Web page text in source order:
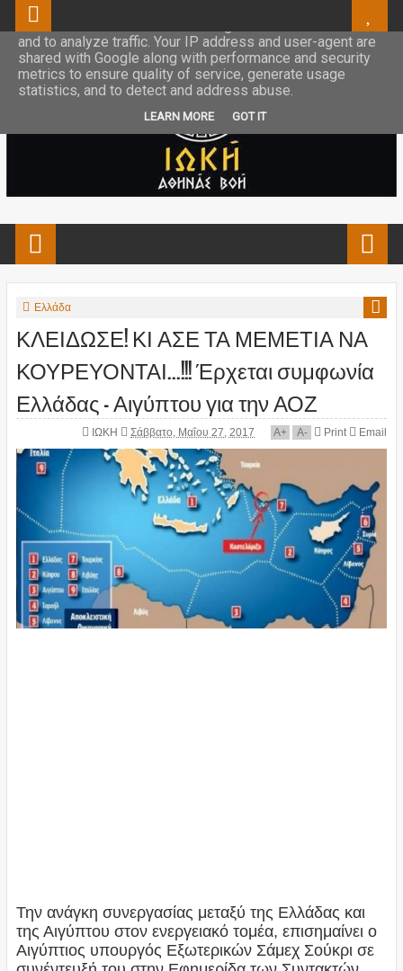
Ελλάδα
ΚΛΕΙΔΩΣΕ! ΚΙ ΑΣΕ ΤΑ ΜΕΜΕΤΙΑ ΝΑ
ΚΟΥΡΕΥΟΝΤΑΙ...!!! Έρχεται συμφωνία
Ελλάδας – Αιγύπτου για την ΑΟΖ
ΙΩΚΗ Σάββατο, Μαΐου 27, 2017 A+ A- Print Email
Την ανάγκη συνεργασίας μεταξύ της Ελλάδας και
της Αιγύπτου στον ενεργειακό τομέα, επισημαίνει ο
Αιγύπτιος υπουργός Εξωτερικών Σάμεχ Σούκρι σε
This site uses cookies from Google to deliver its services
and to analyze traffic. Your IP address and user-agent are
shared with Google along with performance and security
metrics to ensure quality of service, generate usage
statistics, and to detect and address abuse.
LEARN MORE GOT IT